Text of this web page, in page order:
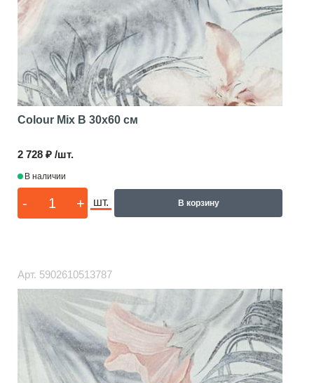
Colour Mix B 30x60 см
2 728 ₽ /шт.
В наличии
- + шт. В корзину
Арт. 5902610513787